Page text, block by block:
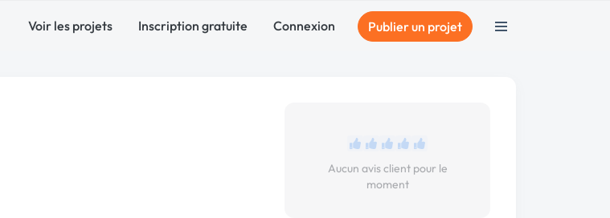
Voir les projets Inscription gratuite Connexion Publier un projet
Aucun avis client pour le
moment